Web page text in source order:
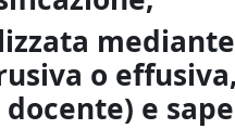
o
e